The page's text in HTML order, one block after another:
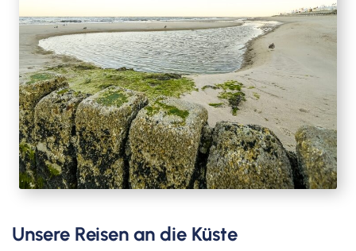
Unsere Reisen an die Küste